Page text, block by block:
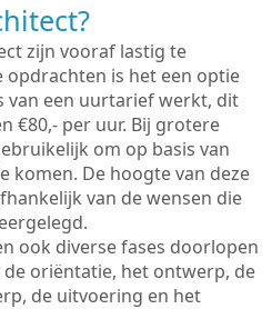
zijn vooraf lastig te
opdrachten is het een optie
van een uurtarief werkt, dit
€80,- per uur. Bij grotere
om op basis van
komen. De hoogte van deze
van de wensen die
ook diverse fases doorlopen
oriëntatie, het ontwerp, de
de uitvoering en het